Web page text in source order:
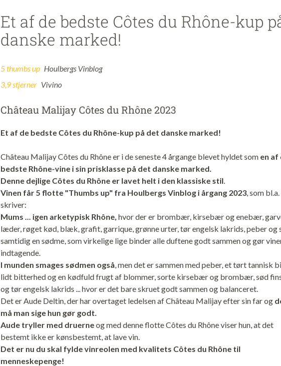
Et af de bedste Côtes du Rhône-kup
danske marked!
5 thumbs up Houlbergs Vinblog
3,9 stjerner Vivino
Château Malijay Côtes du Rhône 2023
Et af de bedste Côtes du Rhône-kup på det danske marked!
Château Malijay Côtes du Rhône er i de seneste 4 årgange blevet hyldet som en af
bedste Rhône-vine i sin prisklasse på det danske marked.
Denne dejlige Côtes du Rhône er lavet helt i den klassiske stil.
Vinen får 5 flotte "Thumbs up" fra Houlbergs Vinblog i årgang 2023, som bl.a.
skriver:
Mums ... igen arketypisk Rhône, hvor der er brombær, kirsebær og enebær,
læder, røget kød, blæk, grafit, garrique, grønne urter, tør engelsk lakrids, peber og
samtidig en sødme, som virkelige lige binder alle duftene godt sammen og gør
indtagende.
I munden smages sødmen også, men det er sammen med peber, et tørt tannisk
lidt bitterhed og en kødfuld frugt af blommer, sorte kirsebær og brombær, sød
og tør engelsk lakrids ... hvor er det bare skruet godt sammen og balanceret.
Det er Aude Deltin, der har overtaget ledelsen af Château Malijay efter sin far og
må man sige hun gør godt.
Aude tryller med druerneog med denne flotte Côtes du Rhône viser hun, at det
bestemt ikke er kønsbestemt, at lave vin.
Det er nu du skal fylde vinreolen med kvalitets Côtes du Rhône til
menneskepenge!